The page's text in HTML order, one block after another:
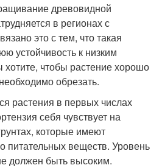
древовидной
в регионах с
это с тем, что такая
устойчивость к низким
чтобы растение хорошо
обрезать.
растения в первых числах
себя чувствует на
которые имеют
питательных веществ. Уровень
должен быть высоким.